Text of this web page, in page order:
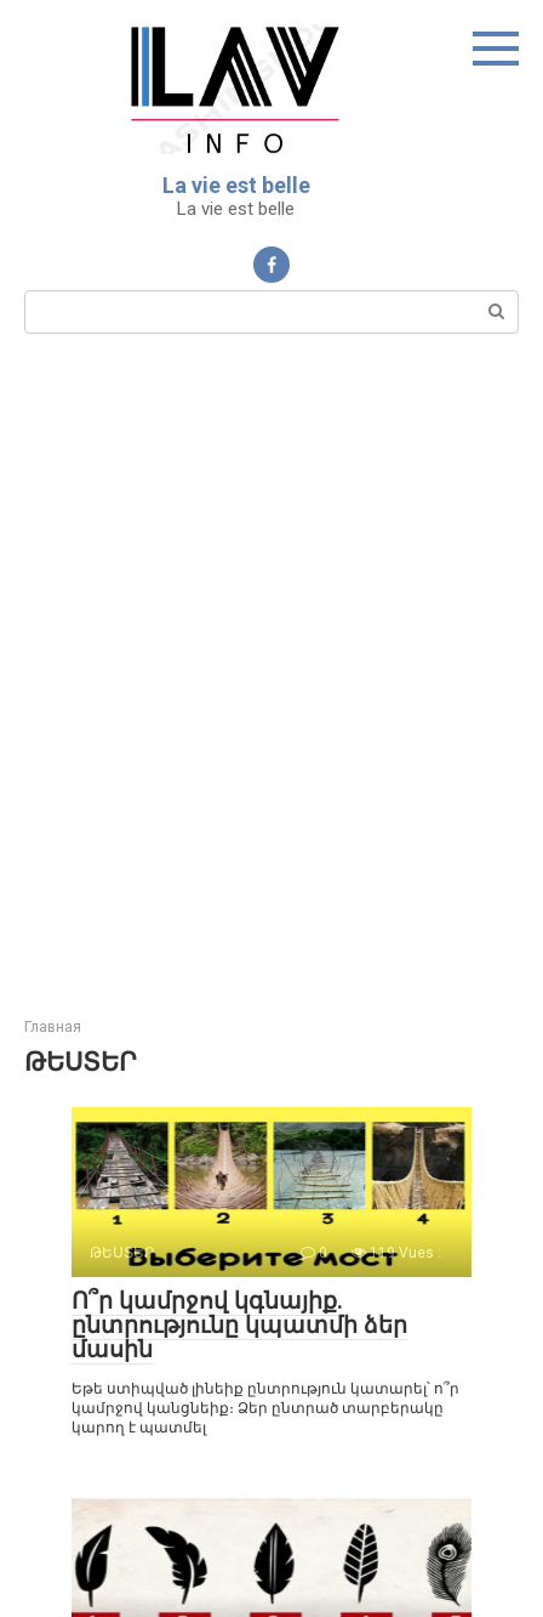
La vie est belle
La vie est belle
Поиск:
Главная
ԹԵՍՏԵՐ
ԹԵՍՏԵՐ 0 119 Vues :
Ո՞ր կամրջով կգնայիք.
ընտրությունը կպատմի ձեր
մասին
Եթե ստիպված լինեիք ընտրություն կատարել՝ ո՞ր
կամրջով կանցնեիք։ Ձեր ընտրած տարբերակը
կարող է պատմել